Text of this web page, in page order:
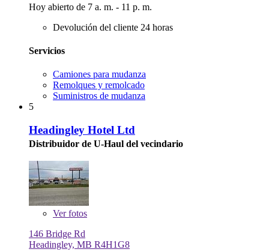
Hoy abierto de 7 a. m. - 11 p. m.
Devolución del cliente 24 horas
Servicios
Camiones para mudanza
Remolques y remolcado
Suministros de mudanza
5
Headingley Hotel Ltd
Distribuidor de U-Haul del vecindario
Verfotos
146 Bridge Rd
Headingley, MB R4H1G8